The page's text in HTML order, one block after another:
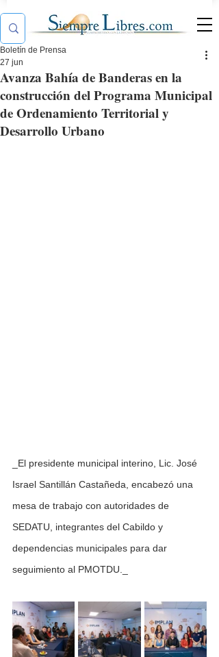
Avanza Bahía de Banderas en la
construcción del Programa Municipal
de Ordenamiento Territorial y
Desarrollo Urbano
Boletín de Prensa
27 jun
_El presidente municipal interino, Lic. José
Israel Santillán Castañeda, encabezó una
mesa de trabajo con autoridades de
SEDATU, integrantes del Cabildo y
dependencias municipales para dar
seguimiento al PMOTDU._